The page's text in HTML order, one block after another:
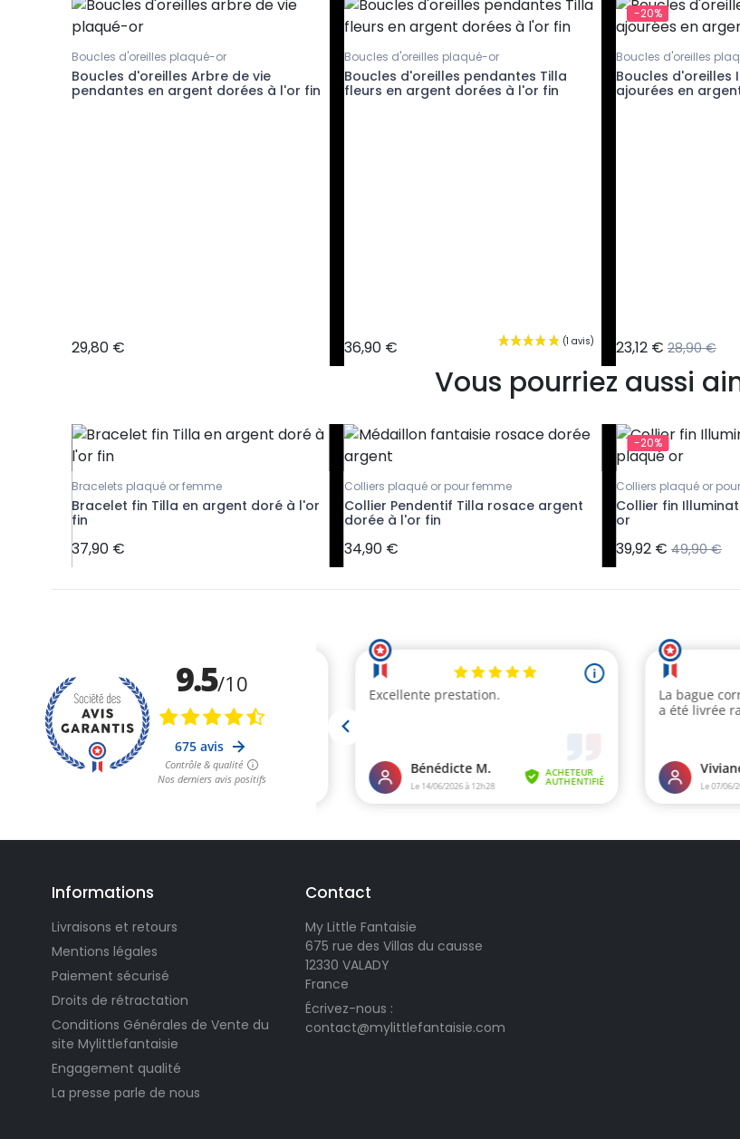
Boucles d'oreilles plaqué-or
Boucles d'oreilles Arbre de vie
pendantes en argent dorées à l'or fin
29,80 €
Boucles d'oreilles plaqué-or
Boucles d'oreilles pendantes Tilla
fleurs en argent dorées à l'or fin
36,90 €
-20%
Boucles d'oreilles
Boucles d'oreilles
ajourées en
23,12 € 28,90 €
Vous pourriez aussi
Bracelets plaqué or femme
Bracelet fin Tilla en argent doré à l'or
fin
37,90 €
Colliers plaqué or pour femme
Collier Pendentif Tilla rosace argent
dorée à l'or fin
34,90 €
-20%
Colliers plaqué or
Collier fin
or
39,92 € 49,90 €
Informations
Livraisons et retours
Mentions légales
Paiement sécurisé
Droits de rétractation
Conditions Générales de Vente du
site Mylittlefantaisie
Engagement qualité
La presse parle de nous
Contact
My Little Fantaisie
675 rue des Villas du causse
12330 VALADY
France
Écrivez-nous :
contact@mylittlefantaisie.com